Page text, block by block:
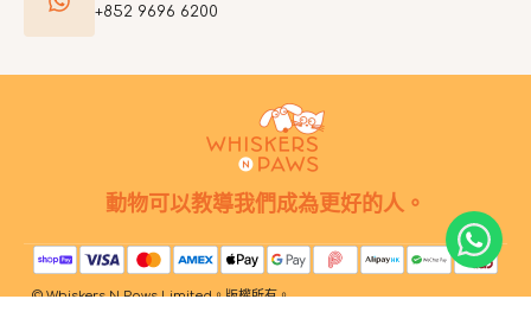
+852 9696 6200
動物可以教導我們成為更好的人。
© Whiskers N Paws Limited。版權所有。